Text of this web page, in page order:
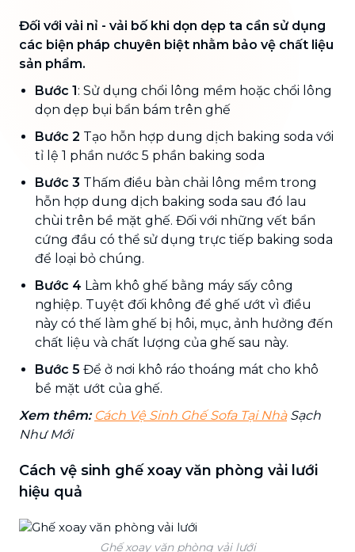
Đối với vải nỉ - vải bố khi dọn dẹp ta cần sử dụng
các biện pháp chuyên biệt nhằm bảo vệ chất liệu
sản phẩm.
Bước 1: Sử dụng chổi lông mềm hoặc chổi lông
dọn dẹp bụi bẩn bám trên ghế
Bước 2 Tạo hỗn hợp dung dịch baking soda với
tỉ lệ 1 phần nước 5 phần baking soda
Bước 3 Thấm điều bàn chải lông mềm trong
hỗn hợp dung dịch baking soda sau đó lau
chùi trên bề mặt ghế. Đối với những vết bẩn
cứng đầu có thể sử dụng trực tiếp baking soda
để loại bỏ chúng.
Bước 4 Làm khô ghế bằng máy sấy công
nghiệp. Tuyệt đối không để ghế ướt vì điều
này có thế làm ghế bị hôi, mục, ảnh hưởng đến
chất liệu và chất lượng của ghế sau này.
Bước 5 Để ở nơi khô ráo thoáng mát cho khô
bề mặt ướt của ghế.
Xem thêm: Cách Vệ Sinh Ghế Sofa Tại NhàSạch
Như Mới
Cách vệ sinh ghế xoay văn phòng vải lưới
hiệu quả
Ghế xoay văn phòng vải lưới